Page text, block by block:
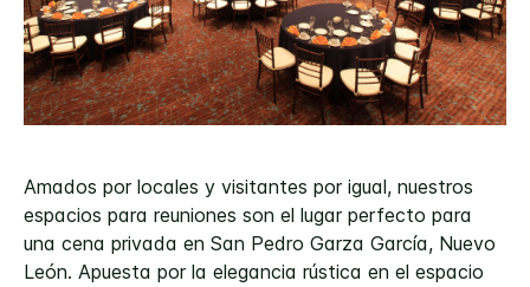
Amados por locales y visitantes por igual, nuestros
espacios para reuniones son el lugar perfecto para
una cena privada en San Pedro Garza García, Nuevo
León. Apuesta por la elegancia rústica en el espacio